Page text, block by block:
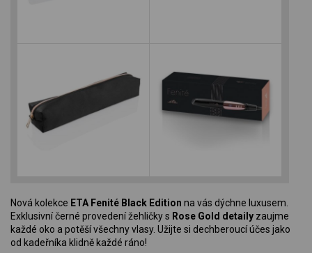
Nová kolekce ETA Fenité Black Edition na vás dýchne luxusem.
Exklusivní černé provedení žehličky s Rose Gold detaily zaujme
každé oko a potěší všechny vlasy. Užijte si dechberoucí účes jako
od kadeřníka klidně každé ráno!